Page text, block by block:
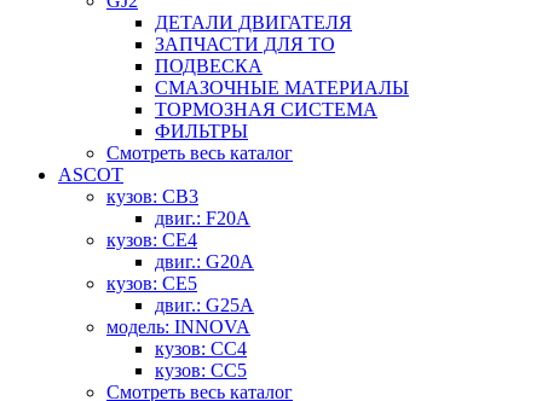
ДЕТАЛИ ДВИГАТЕЛЯ
ЗАПЧАСТИ ДЛЯ ТО
ПОДВЕСКА
СМАЗОЧНЫЕ МАТЕРИАЛЫ
ТОРМОЗНАЯ СИСТЕМА
ФИЛЬТРЫ
Смотреть весь каталог
ASCOT
кузов: CB3
двиг.: F20A
кузов: CE4
двиг.: G20A
кузов: CE5
двиг.: G25A
модель: INNOVA
кузов: CC4
кузов: CC5
Смотреть весь каталог